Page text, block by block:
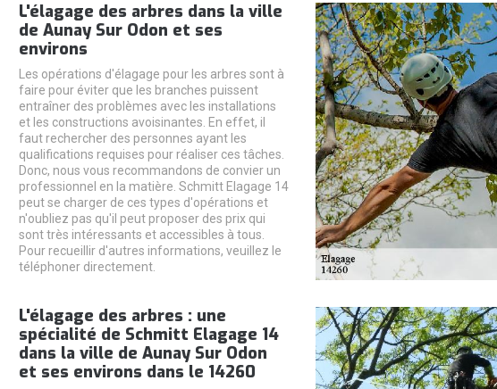
L'élagage des arbres dans la ville
de Aunay Sur Odon et ses
environs
Les opérations d'élagage pour les arbres sont à
faire pour éviter que les branches puissent
entraîner des problèmes avec les installations
et les constructions avoisinantes. En effet, il
faut rechercher des personnes ayant les
qualifications requises pour réaliser ces tâches.
Donc, nous vous recommandons de convier un
professionnel en la matière. Schmitt Elagage 14
peut se charger de ces types d'opérations et
n'oubliez pas qu'il peut proposer des prix qui
sont très intéressants et accessibles à tous.
Pour recueillir d'autres informations, veuillez le
téléphoner directement.
L'élagage des arbres : une
spécialité de Schmitt Elagage 14
dans la ville de Aunay Sur Odon
et ses environs dans le 14260